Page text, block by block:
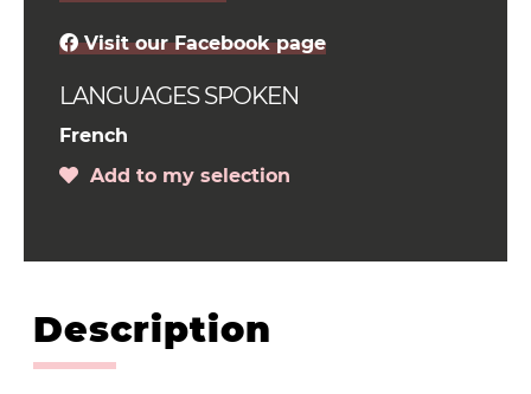
Visit our Facebook page
LANGUAGES SPOKEN
French
Add to my selection
Description